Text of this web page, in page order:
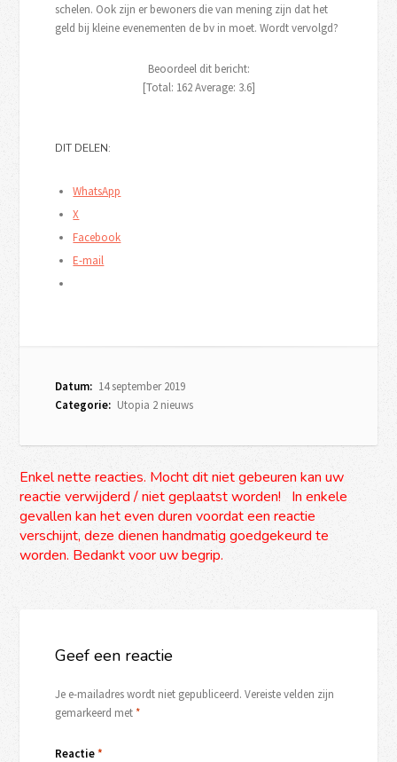
schelen. Ook zijn er bewoners die van mening zijn dat het
geld bij kleine evenementen de bv in moet. Wordt vervolgd?
Beoordeel dit bericht:
[Total: 162Average: 3.6]
DIT DELEN:
WhatsApp
X
Facebook
E-mail
Datum: 14 september 2019
Categorie: Utopia 2 nieuws
Enkel nette reacties. Mocht dit niet gebeuren kan uw
reactie verwijderd / niet geplaatst worden! In enkele
gevallen kan het even duren voordat een reactie
verschijnt, deze dienen handmatig goedgekeurd te
worden. Bedankt voor uw begrip.
Geef een reactie
Je e-mailadres wordt niet gepubliceerd. Vereiste velden zijn
gemarkeerd met*
Reactie*